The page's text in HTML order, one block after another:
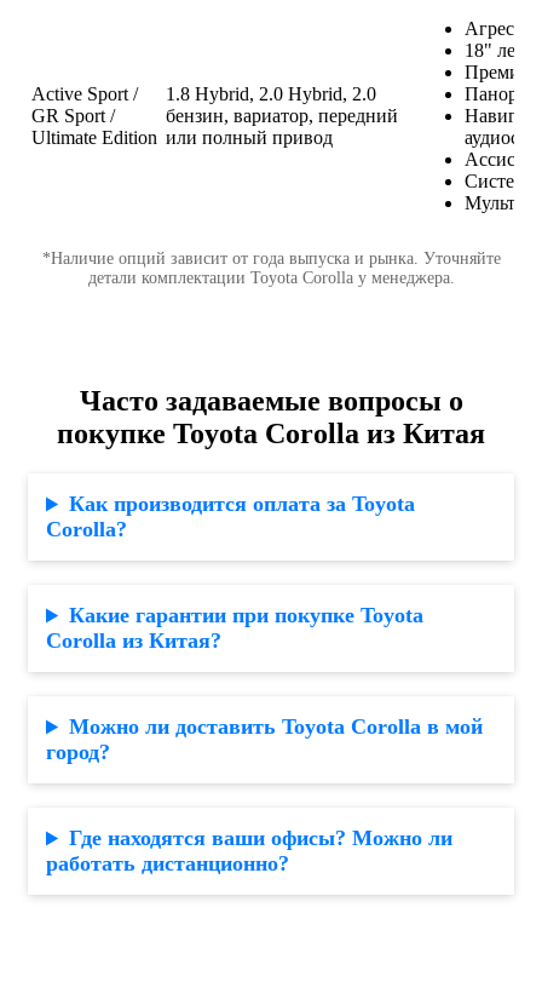
Active Sport /
GR Sport /
Ultimate Edition
1.8 Hybrid, 2.0 Hybrid, 2.0
бензин, вариатор, передний
или полный привод
18"
Система
*Наличие опций зависит от года выпуска и рынка. Уточняйте
детали комплектации Toyota Corolla у менеджера.
Часто задаваемые вопросы о
покупке Toyota Corolla из Китая
Как производится оплата за Toyota
Corolla?
Какие гарантии при покупке Toyota
Corolla из Китая?
Можно ли доставить Toyota Corolla в мой
город?
Где находятся ваши офисы? Можно ли
работать дистанционно?